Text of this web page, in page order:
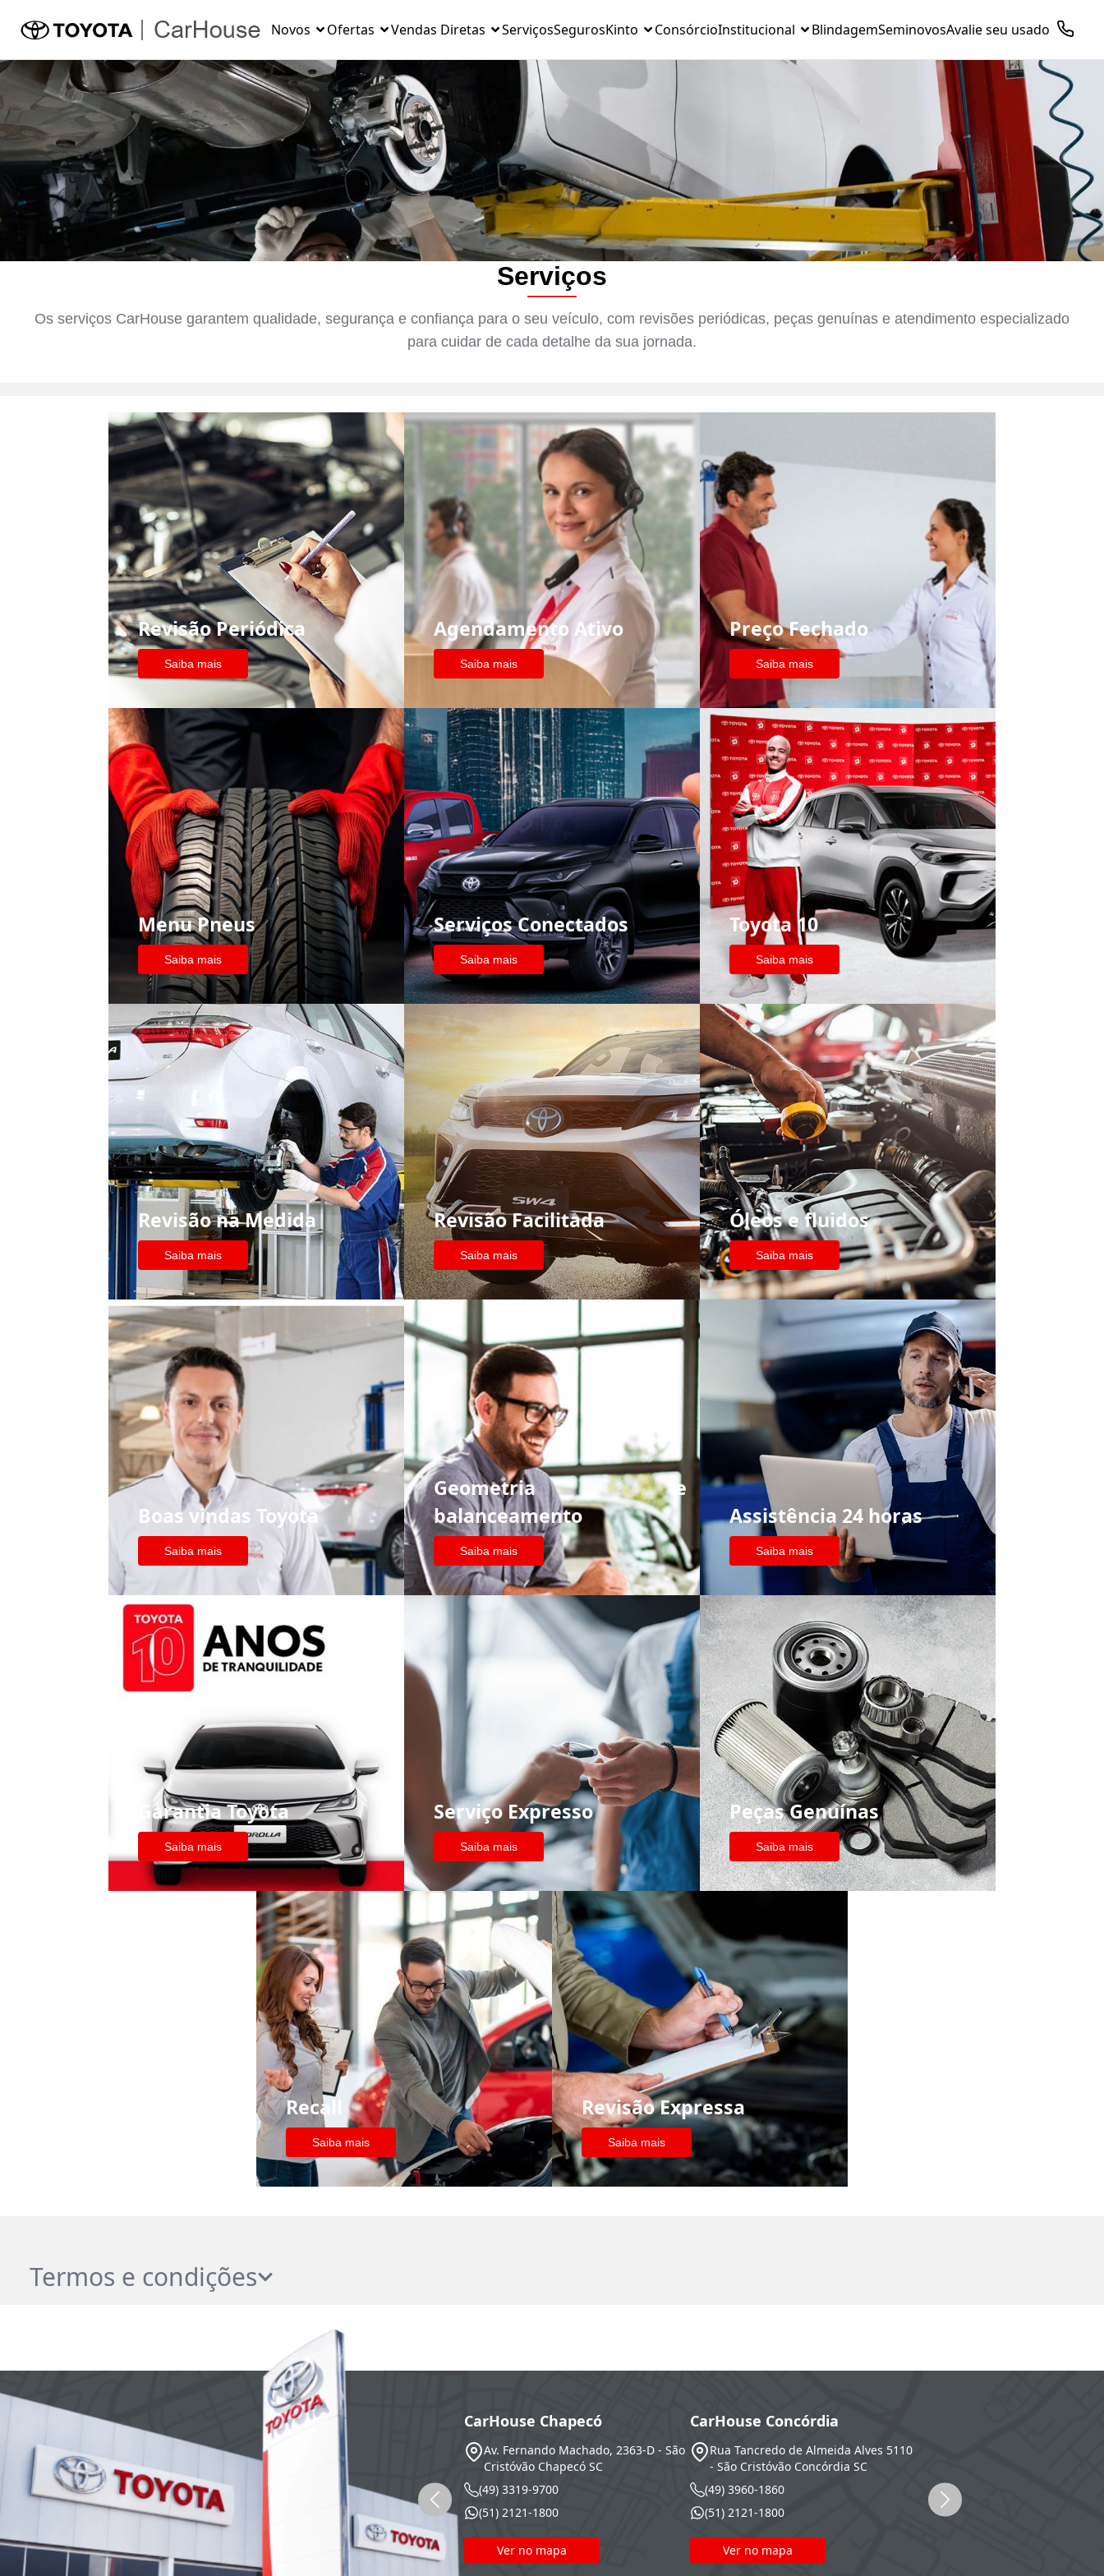
Novos Ofertas Vendas Diretas ServiçosSegurosKinto ConsórcioInstitucional BlindagemSeminovosAvalie seu usado
Serviços
Os serviços CarHouse garantem qualidade, segurança e confiança para o seu veículo, com revisões periódicas, peças genuínas e atendimento especializado
para cuidar de cada detalhe da sua jornada.
Revisão Periódica
Saiba mais
Agendamento Ativo
Saiba mais
Preço Fechado
Saiba mais
Menu Pneus
Saiba mais
Serviços Conectados
Saiba mais
Toyota 10
Saiba mais
Revisão na Medida
Saiba mais
Revisão Facilitada
Saiba mais
Óleos e fluidos
Saiba mais
Boas vindas Toyota
Saiba mais
Geometria e
balanceamento
Saiba mais
Assistência 24 horas
Saiba mais
Garantia Toyota
Saiba mais
Serviço Expresso
Saiba mais
Peças Genuínas
Saiba mais
Recall
Saiba mais
Revisão Expressa
Saiba mais
Termos e condições
CarHouse Chapecó
Av. Fernando Machado, 2363-D - São
Cristóvão Chapecó SC
(49) 3319-9700
(51) 2121-1800
Ver no mapa
CarHouse Concórdia
Rua Tancredo de Almeida Alves 5110
- São Cristóvão Concórdia SC
(49) 3960-1860
(51) 2121-1800
Ver no mapa
(54) 2107-0000
(51) 2121-1800